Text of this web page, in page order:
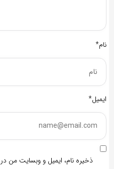
نام*
ایمیل*
ذخیره نام، ایمیل و وبسایت من در